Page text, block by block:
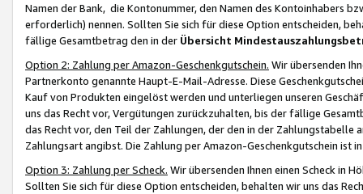
Namen der Bank, die Kontonummer, den Namen des Kontoinhabers
erforderlich) nennen. Sollten Sie sich für diese Option entscheiden,
fällige Gesamtbetrag den in der Übersicht
Option 2: Zahlung per Amazon-Geschenkgutschein. Wir übersenden
Partnerkonto genannte Haupt-E-Mail-Adresse. Diese
Kauf von Produkten eingelöst werden und unterliegen unseren
uns das Recht vor, Vergütungen zurückzuhalten, bis der fällige
das Recht vor, den Teil der Zahlungen, der den in der
Zahlungsart angibst. Die Zahlung per Amazon-Geschenkgutschein ist
Option 3: Zahlung per Scheck. Wir übersenden Ihnen einen Scheck in
Sollten Sie sich für diese Option entscheiden, behalten wir uns das